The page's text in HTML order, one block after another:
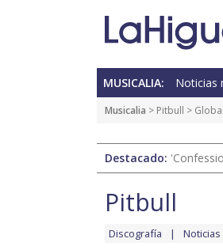
MUSICALIA: Noticias
Musicalia > Pitbull >
Destacado:
Pitbull
Discografía Noticias